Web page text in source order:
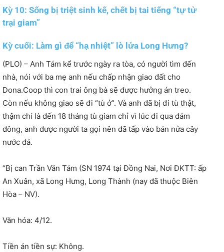
Kỳ 10: Sống bị triệt sinh kế, chết bị tai tiếng “tự tử
trại giam”
Kỳ cuối: Làm gì để “hạ nhiệt” lò lửa Long Hưng?
(PLO) – Anh Tám kể trước ngày ra tòa, có người tìm đến
nhà, nói với ba mẹ anh nếu chấp nhận giao đất cho
Dona.Coop thì con trai ông bà sẽ được hưởng án treo.
Còn nếu không giao sẽ đi “tù ở”. Và anh đã bị đi tù thật,
thậm chí là đến 18 tháng tù giam chỉ vì lúc đi qua đám
đông, anh được người ta gọi nên đã tấp vào bán nửa cây
nước đá.
“Bị can Trần Văn Tám (SN 1974 tại Đồng Nai, Nơi ĐKTT: ấp
An Xuân, xã Long Hưng, Long Thành (nay đã thuộc Biên
Hòa – NV).
Văn hóa: 4/12.
Tiền án tiền sự: Không.